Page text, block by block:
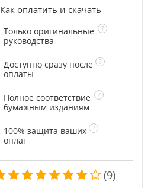
Как оплатить и скачать
Только оригинальные
руководства
Доступно сразу после
оплаты
Полное соответствие
бумажным изданиям
100% защита ваших
оплат
(9)